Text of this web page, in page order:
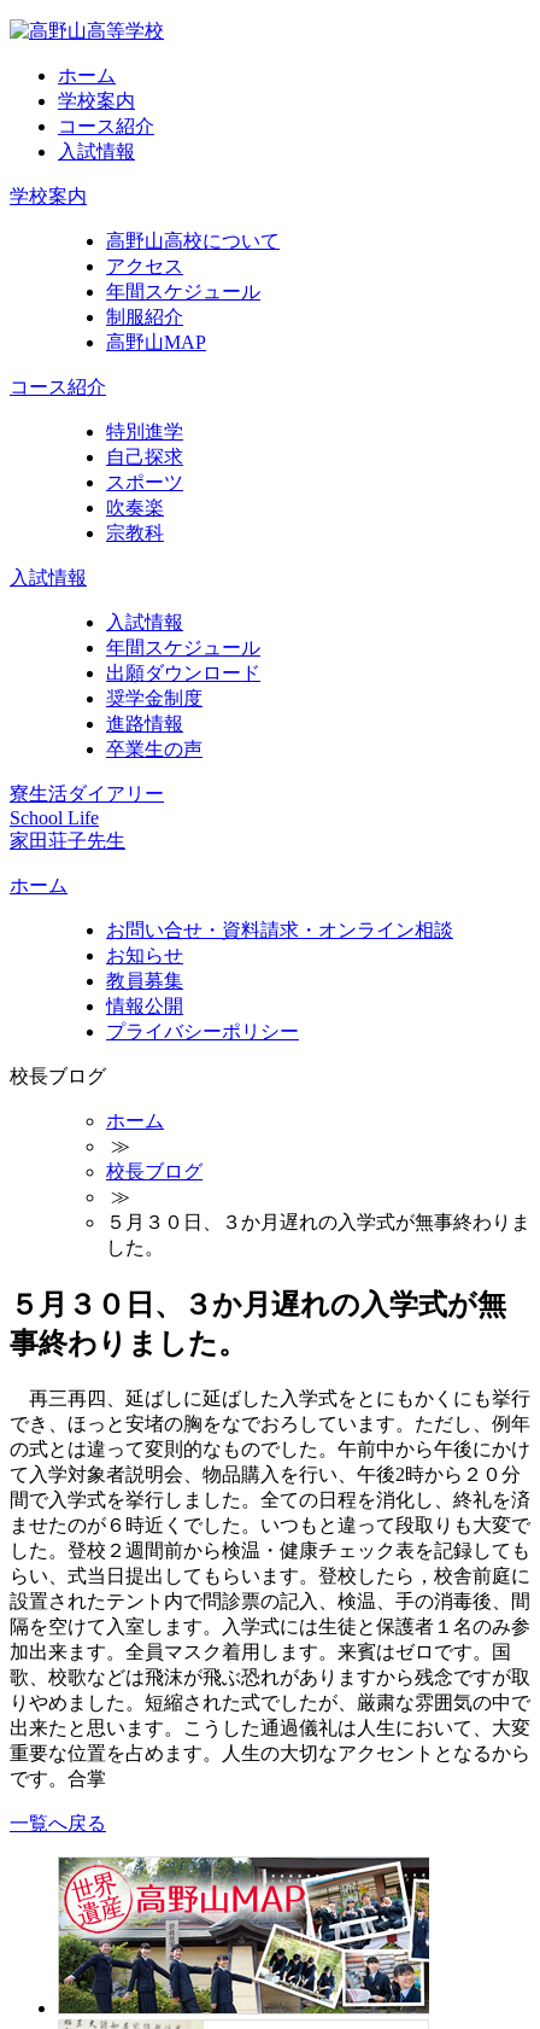
ホーム
学校案内
コース紹介
入試情報
学校案内
高野山高校について
アクセス
年間スケジュール
制服紹介
高野山MAP
コース紹介
特別進学
自己探求
スポーツ
吹奏楽
宗教科
入試情報
入試情報
年間スケジュール
出願ダウンロード
奨学金制度
進路情報
卒業生の声
寮生活ダイアリー
School Life
家田荘子先生
ホーム
お問い合せ・資料請求・オンライン相談
お知らせ
教員募集
情報公開
プライバシーポリシー
校長ブログ
ホーム
≫
校長ブログ
≫
５月３０日、３か月遅れの入学式が無事終わりま
した。
５月３０日、３か月遅れの入学式が無
事終わりました。
再三再四、延ばしに延ばした入学式をとにもかくにも挙行
でき、ほっと安堵の胸をなでおろしています。ただし、例年
の式とは違って変則的なものでした。午前中から午後にかけ
て入学対象者説明会、物品購入を行い、午後2時から２０分
間で入学式を挙行しました。全ての日程を消化し、終礼を済
ませたのが６時近くでした。いつもと違って段取りも大変で
した。登校２週間前から検温・健康チェック表を記録しても
らい、式当日提出してもらいます。登校したら，校舎前庭に
設置されたテント内で問診票の記入、検温、手の消毒後、間
隔を空けて入室します。入学式には生徒と保護者１名のみ参
加出来ます。全員マスク着用します。来賓はゼロです。国
歌、校歌などは飛沫が飛ぶ恐れがありますから残念ですが取
りやめました。短縮された式でしたが、厳粛な雰囲気の中で
出来たと思います。こうした通過儀礼は人生において、大変
重要な位置を占めます。人生の大切なアクセントとなるから
です。合掌
一覧へ戻る